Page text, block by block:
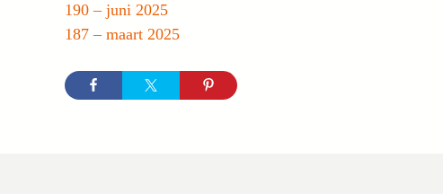
190 – juni 2025
187 – maart 2025